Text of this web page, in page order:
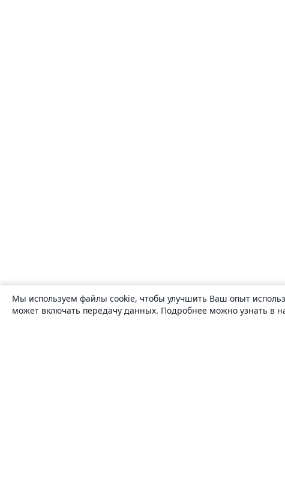
Мы используем файлы cookie, чтобы улучшить Ваш опыт
может включать передачу данных. Подробнее можно узнать в